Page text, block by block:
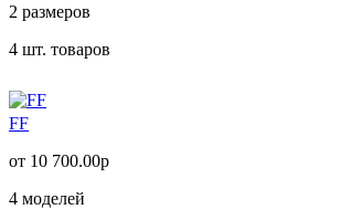
2 размеров
4 шт. товаров
FF
от 10 700.00р
4 моделей